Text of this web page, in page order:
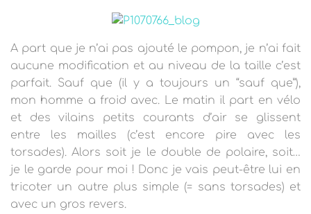
A part que je n’ai pas ajouté le pompon, je n’ai fait
aucune modification et au niveau de la taille c’est
parfait. Sauf que (il y a toujours un “sauf que”),
mon homme a froid avec. Le matin il part en vélo
et des vilains petits courants d’air se glissent
entre les mailles (c’est encore pire avec les
torsades). Alors soit je le double de polaire, soit…
je le garde pour moi ! Donc je vais peut-être lui en
tricoter un autre plus simple (= sans torsades) et
avec un gros revers.